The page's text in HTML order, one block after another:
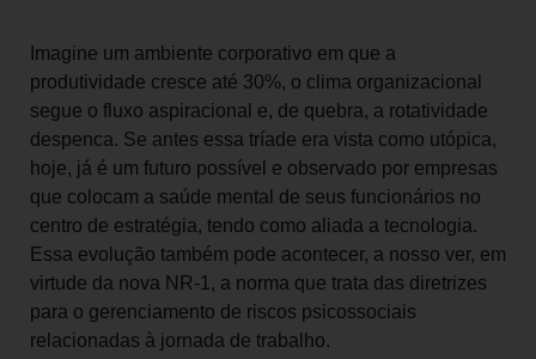
Imagine um ambiente corporativo em que a
produtividade cresce até 30%, o clima organizacional
segue o fluxo aspiracional e, de quebra, a rotatividade
despenca. Se antes essa tríade era vista como utópica,
hoje, já é um futuro possível e observado por empresas
que colocam a saúde mental de seus funcionários no
centro de estratégia, tendo como aliada a tecnologia.
Essa evolução também pode acontecer, a nosso ver, em
virtude da nova NR-1, a norma que trata das diretrizes
para o gerenciamento de riscos psicossociais
relacionadas à jornada de trabalho.